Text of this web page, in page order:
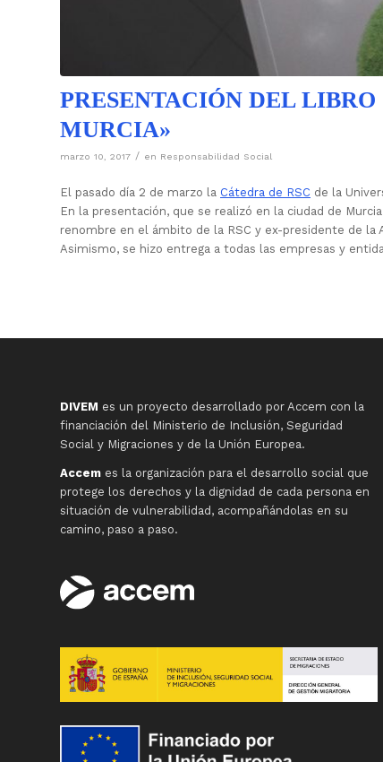
PRESENTACIÓN DEL
MURCIA»
marzo 10, 2017 / en Responsabilidad Social
El pasado día 2 de marzo la Cátedra de RSC de la
En la presentación, que se realizó en la ciudad de
renombre en el ámbito de la RSC y ex-presidente de la
Asimismo, se hizo entrega a todas las empresas y
DIVEM es un proyecto desarrollado por Accem con la
financiación del Ministerio de Inclusión, Seguridad
Social y Migraciones y de la Unión Europea.
Accem es la organización para el desarrollo social que
protege los derechos y la dignidad de cada persona en
situación de vulnerabilidad, acompañándolas en su
camino, paso a paso.